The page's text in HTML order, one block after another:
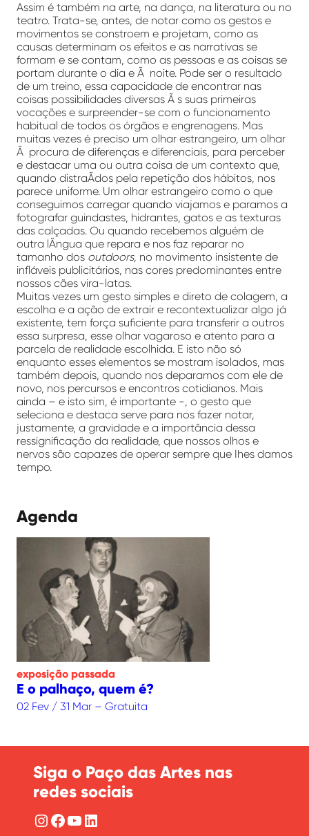
Assim é também na arte, na dança, na literatura ou no
teatro. Trata-se, antes, de notar como os gestos e
movimentos se constroem e projetam, como as
causas determinam os efeitos e as narrativas se
formam e se contam, como as pessoas e as coisas se
portam durante o dia e Ã noite. Pode ser o resultado
de um treino, essa capacidade de encontrar nas
coisas possibilidades diversas Ã s suas primeiras
vocações e surpreender-se com o funcionamento
habitual de todos os órgãos e engrenagens. Mas
muitas vezes é preciso um olhar estrangeiro, um olhar
Ã procura de diferenças e diferenciais, para perceber
e destacar uma ou outra coisa de um contexto que,
quando distraÃ­dos pela repetição dos hábitos, nos
parece uniforme. Um olhar estrangeiro como o que
conseguimos carregar quando viajamos e paramos a
fotografar guindastes, hidrantes, gatos e as texturas
das calçadas. Ou quando recebemos alguém de
outra lÃ­ngua que repara e nos faz reparar no
tamanho dos outdoors, no movimento insistente de
infláveis publicitários, nas cores predominantes entre
nossos cães vira-latas.
Muitas vezes um gesto simples e direto de colagem, a
escolha e a ação de extrair e recontextualizar algo já
existente, tem força suficiente para transferir a outros
essa surpresa, esse olhar vagaroso e atento para a
parcela de realidade escolhida. E isto não só
enquanto esses elementos se mostram isolados, mas
também depois, quando nos deparamos com ele de
novo, nos percursos e encontros cotidianos. Mais
ainda – e isto sim, é importante -, o gesto que
seleciona e destaca serve para nos fazer notar,
justamente, a gravidade e a importância dessa
ressignificação da realidade, que nossos olhos e
nervos são capazes de operar sempre que Ihes damos
tempo.
Agenda
exposição passada
E o palhaço, quem é?
02 Fev / 31 Mar – Gratuita
Siga o Paço das Artes nas
redes sociais
Instagram
Facebook
YouTube
LinkedIn